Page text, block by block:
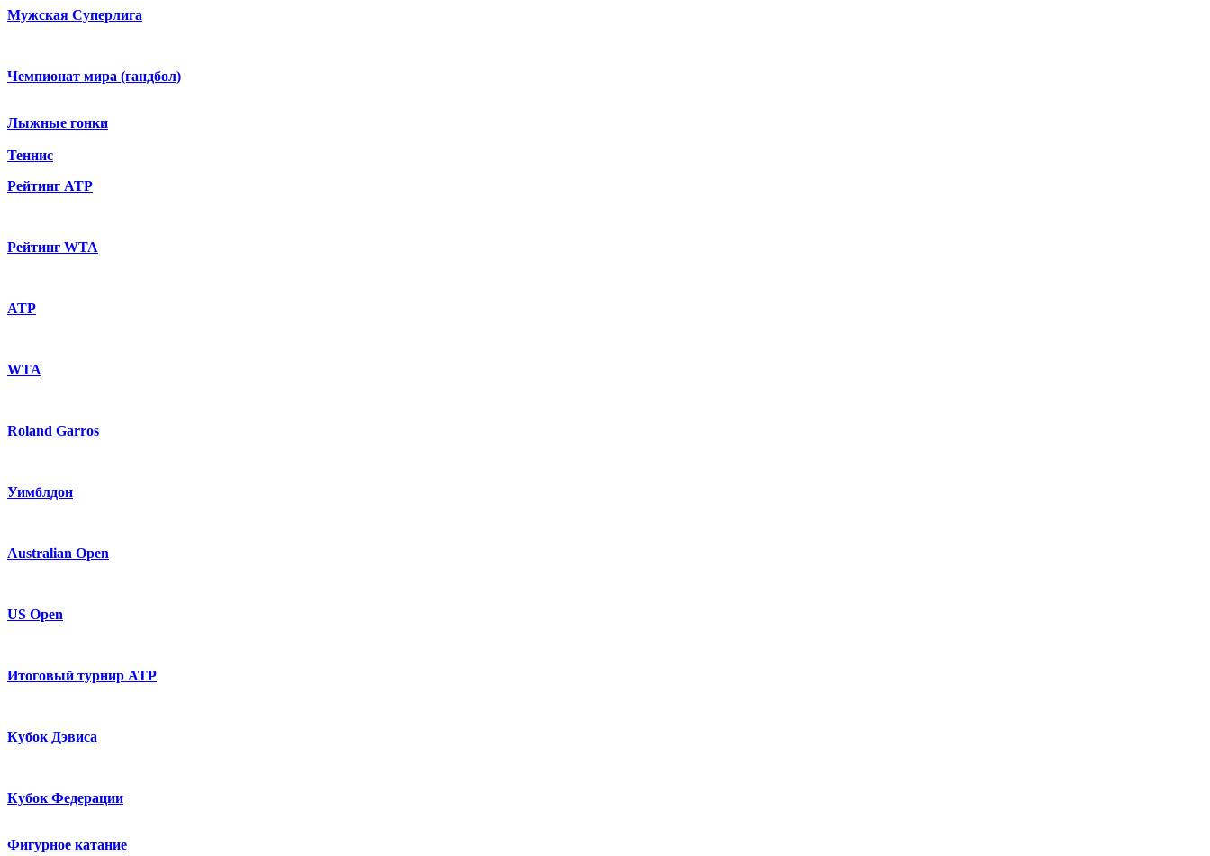
Мужская Суперлига
Чемпионат мира (гандбол)
Лыжные гонки
Теннис
Рейтинг ATP
Рейтинг WTA
ATP
WTA
Roland Garros
Уимблдон
Australian Open
US Open
Итоговый турнир ATP
Кубок Дэвиса
Кубок Федерации
Фигурное катание